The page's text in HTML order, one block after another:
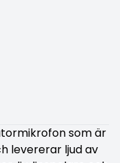
som är
levererar ljud av